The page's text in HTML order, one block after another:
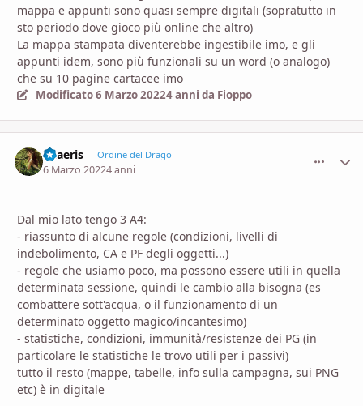
mappa e appunti sono quasi sempre digitali (sopratutto in
sto periodo dove gioco più online che altro)
La mappa stampata diventerebbe ingestibile imo, e gli
appunti idem, sono più funzionali su un word (o analogo)
che su 10 pagine cartacee imo
Modificato6 Marzo 20224 anni da Fioppo
Thaeris Ordine del Drago
6 Marzo 20224 anni
Dal mio lato tengo 3 A4:
- riassunto di alcune regole (condizioni, livelli di
indebolimento, CA e PF degli oggetti...)
- regole che usiamo poco, ma possono essere utili in quella
determinata sessione, quindi le cambio alla bisogna (es
combattere sott'acqua, o il funzionamento di un
determinato oggetto magico/incantesimo)
- statistiche, condizioni, immunità/resistenze dei PG (in
particolare le statistiche le trovo utili per i passivi)
tutto il resto (mappe, tabelle, info sulla campagna, sui PNG
etc) è in digitale